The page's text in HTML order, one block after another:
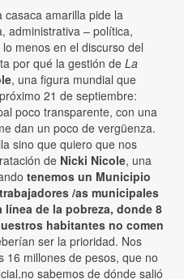
casaca amarilla pide la
administrativa – política,
menos en el discurso del
por qué la gestión de La
, una figura mundial que
21 de septiembre:
poco transparente, con una
dan un poco de vergüenza.
sino que quiero que nos
de Nicki Nicole, una
tenemos un Municipio
/as municipales
de la pobreza, donde 8
habitantes no comen
ser la prioridad. Nos
16 millones de pesos, que no
sabemos de dónde salió